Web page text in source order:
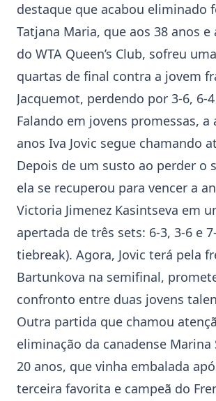
destaque que acabou eliminado
Tatjana Maria, que aos 38 anos
do WTA Queen’s Club, sofreu
quartas de final contra a jovem
Jacquemot, perdendo por 3-6, 6-
Falando em jovens promessas, a
anos Iva Jovic segue chamando
Depois de um susto ao perder o
ela se recuperou para vencer a
Victoria Jimenez Kasintseva em
apertada de três sets: 6-3, 3-6 e
tiebreak). Agora, Jovic terá pela
Bartunkova na semifinal,
confronto entre duas jovens
Outra partida que chamou
eliminação da canadense Marina
20 anos, que vinha embalada
terceira favorita e campeã do